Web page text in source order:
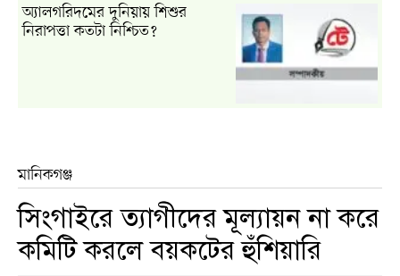
অ্যালগরিদমের দুনিয়ায় শিশুর
নিরাপত্তা কতটা নিশ্চিত?